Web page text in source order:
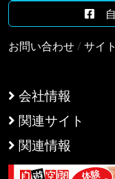
会社情報
関連サイト
関連情報
自
お問い合わせ/サイ